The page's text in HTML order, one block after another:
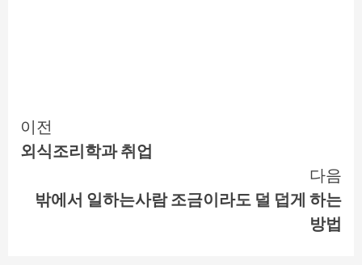
Continue
Reading
이전
외식조리학과 취업
다음
밖에서 일하는사람 조금이라도 덜 덥게 하는
방법